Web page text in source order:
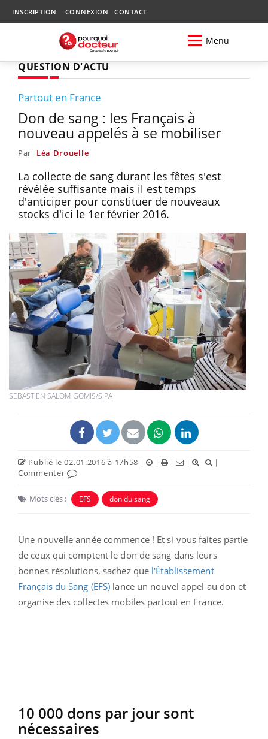
INSCRIPTION CONNEXION CONTACT
Menu
QUESTION D'ACTU
Partout en France
Don de sang : les Français à
nouveau appelés à se mobiliser
Par Léa Drouelle
La collecte de sang durant les fêtes s'est
révélée suffisante mais il est temps
d'anticiper pour constituer de nouveaux
stocks d'ici le 1er février 2016.
SEBASTIEN SALOM-GOMIS/SIPA
Publié le 02.01.2016 à 17h58 | | | |
|
Commenter
Mots clés : EFS don du sang
Une nouvelle année commence ! Et si vous faites partie
de ceux qui comptent le don de sang dans leurs
bonnes résolutions, sachez que l'Établissement
Français du Sang (EFS) lance un nouvel appel au don et
organise des collectes mobiles partout en France.
10 000 dons par jour sont
nécessaires